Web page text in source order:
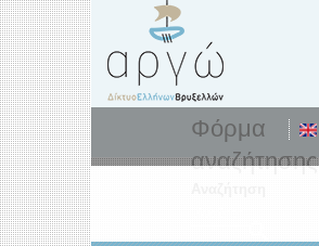
Φόρμα
αναζήτησης